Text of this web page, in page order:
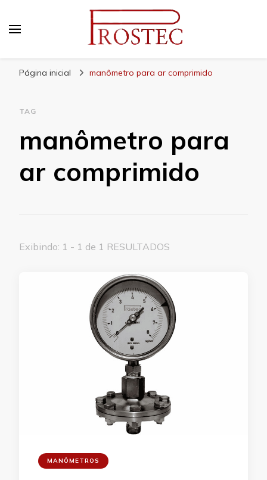
Página inicial manômetro para ar comprimido
TAG
manômetro para
ar comprimido
Exibindo: 1 - 1 de 1 RESULTADOS
MANÔMETROS